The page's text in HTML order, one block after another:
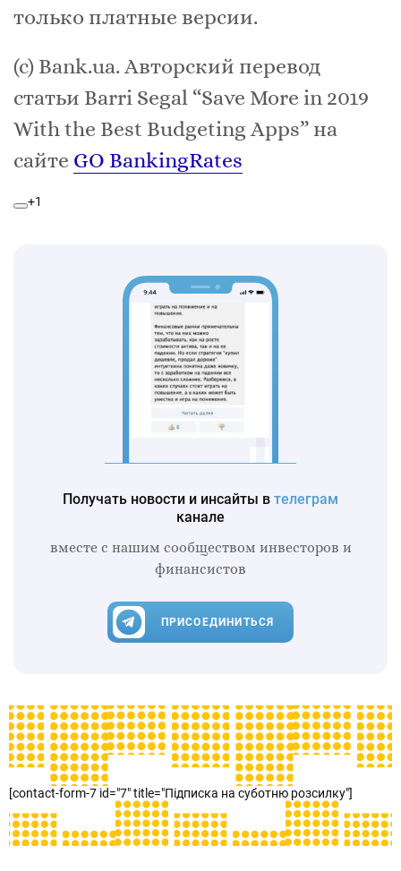
только платные версии.
(с) Bank.ua. Авторский перевод
статьи Barri Segal “Save More in 2019
With the Best Budgeting Apps” на
сайте GO BankingRates
+1
Получать новости и инсайты в телеграм
канале
вместе с нашим сообществом инвесторов и
финансистов
ПРИСОЕДИНИТЬСЯ
[contact-form-7 id="7" title="Підписка на суботню розсилку"]